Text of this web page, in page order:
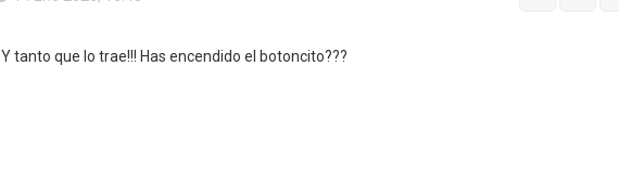
Y tanto que lo trae!!! Has encendido el botoncito???